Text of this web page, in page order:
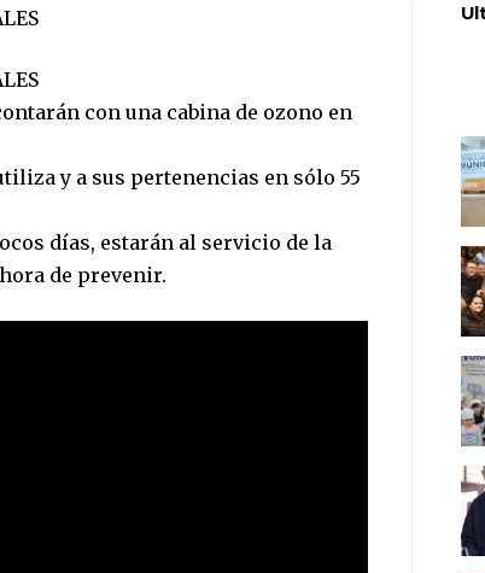
con una cabina de ozono en
y a sus pertenencias en sólo 55
días, estarán al servicio de la
de prevenir.